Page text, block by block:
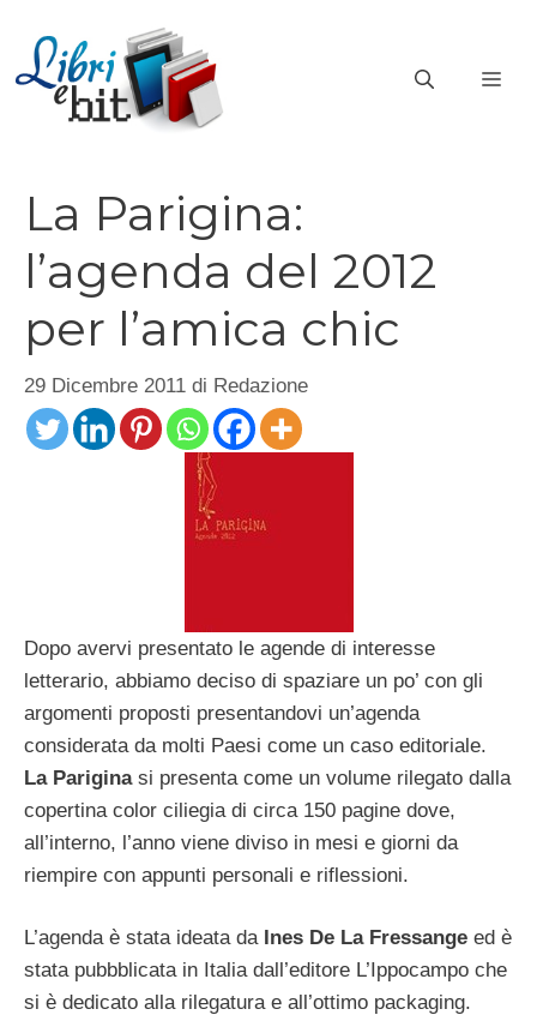
contenuto
La Parigina:
l’agenda del 2012
per l’amica chic
29 Dicembre 2011 di Redazione
Dopo avervi presentato le agende di interesse
letterario, abbiamo deciso di spaziare un po’ con gli
argomenti proposti presentandovi un’agenda
considerata da molti Paesi come un caso editoriale.
La Parigina si presenta come un volume rilegato dalla
copertina color ciliegia di circa 150 pagine dove,
all’interno, l’anno viene diviso in mesi e giorni da
riempire con appunti personali e riflessioni.
L’agenda è stata ideata da Ines De La Fressange ed è
stata pubbblicata in Italia dall’editore L’Ippocampo che
si è dedicato alla rilegatura e all’ottimo packaging.